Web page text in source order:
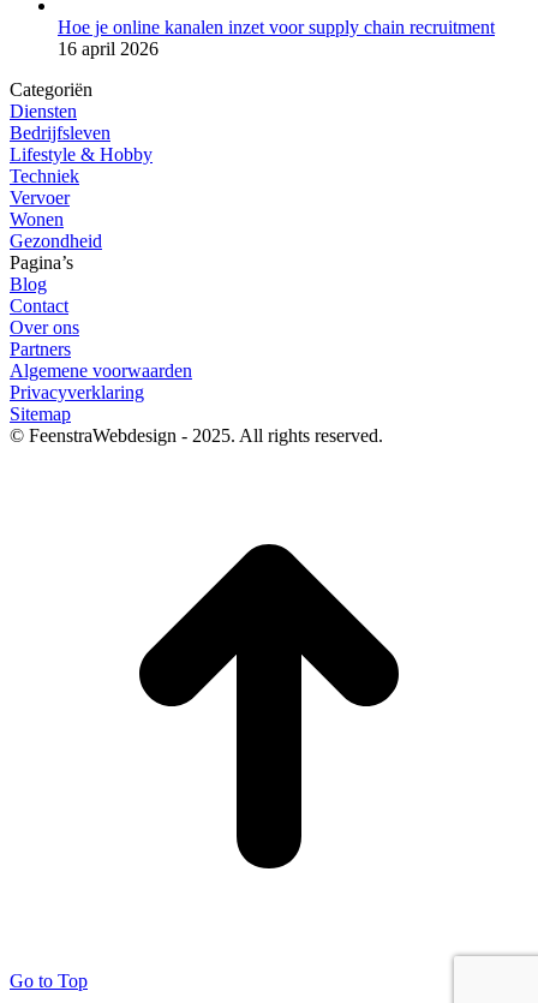
Hoe je online kanalen inzet voor supply chain recruitment
16 april 2026
Categoriën
Diensten
Bedrijfsleven
Lifestyle & Hobby
Techniek
Vervoer
Wonen
Gezondheid
Pagina’s
Blog
Contact
Over ons
Partners
Algemene voorwaarden
Privacyverklaring
Sitemap
© FeenstraWebdesign - 2025. All rights reserved.
Go to Top